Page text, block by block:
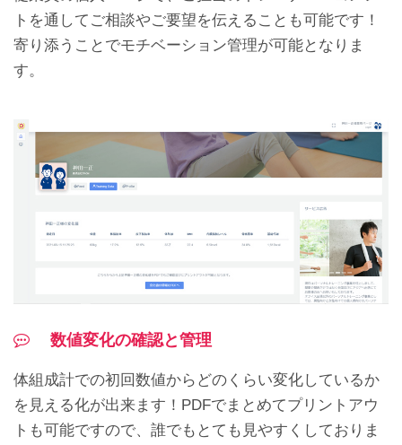
トを通してご相談やご要望を伝えることも可能です！
寄り添うことでモチベーション管理が可能となりま
す。
数値変化の確認と管理
体組成計での初回数値からどのくらい変化しているか
を見える化が出来ます！PDFでまとめてプリントアウ
トも可能ですので、誰でもとても見やすくしておりま